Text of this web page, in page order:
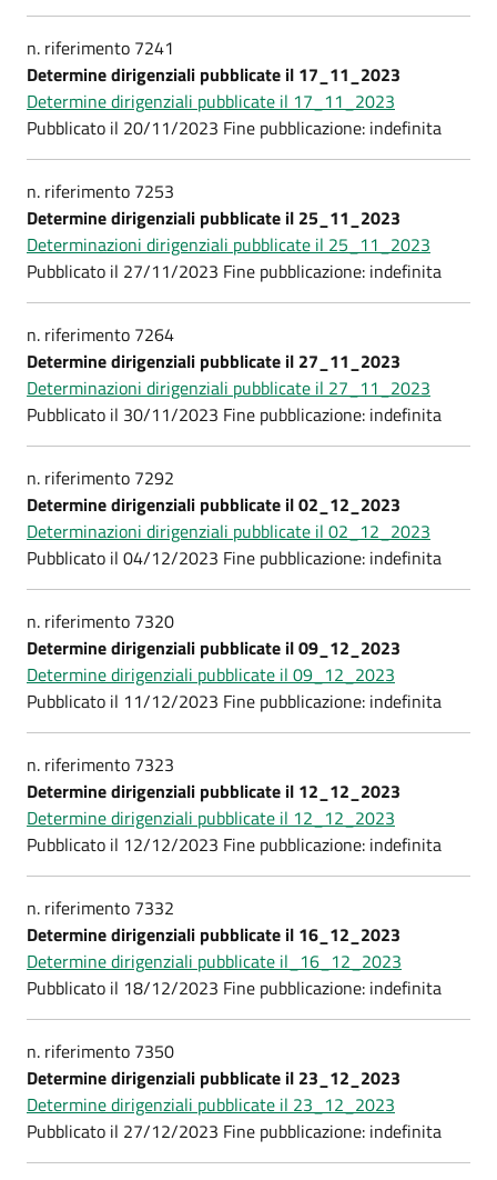
n. riferimento 7241
Determine dirigenziali pubblicate il 17_11_2023
Determine dirigenziali pubblicate il 17_11_2023
Pubblicato il 20/11/2023 Fine pubblicazione: indefinita
n. riferimento 7253
Determine dirigenziali pubblicate il 25_11_2023
Determinazioni dirigenziali pubblicate il 25_11_2023
Pubblicato il 27/11/2023 Fine pubblicazione: indefinita
n. riferimento 7264
Determine dirigenziali pubblicate il 27_11_2023
Determinazioni dirigenziali pubblicate il 27_11_2023
Pubblicato il 30/11/2023 Fine pubblicazione: indefinita
n. riferimento 7292
Determine dirigenziali pubblicate il 02_12_2023
Determinazioni dirigenziali pubblicate il 02_12_2023
Pubblicato il 04/12/2023 Fine pubblicazione: indefinita
n. riferimento 7320
Determine dirigenziali pubblicate il 09_12_2023
Determine dirigenziali pubblicate il 09_12_2023
Pubblicato il 11/12/2023 Fine pubblicazione: indefinita
n. riferimento 7323
Determine dirigenziali pubblicate il 12_12_2023
Determine dirigenziali pubblicate il 12_12_2023
Pubblicato il 12/12/2023 Fine pubblicazione: indefinita
n. riferimento 7332
Determine dirigenziali pubblicate il 16_12_2023
Determine dirigenziali pubblicate il_16_12_2023
Pubblicato il 18/12/2023 Fine pubblicazione: indefinita
n. riferimento 7350
Determine dirigenziali pubblicate il 23_12_2023
Determine dirigenziali pubblicate il 23_12_2023
Pubblicato il 27/12/2023 Fine pubblicazione: indefinita